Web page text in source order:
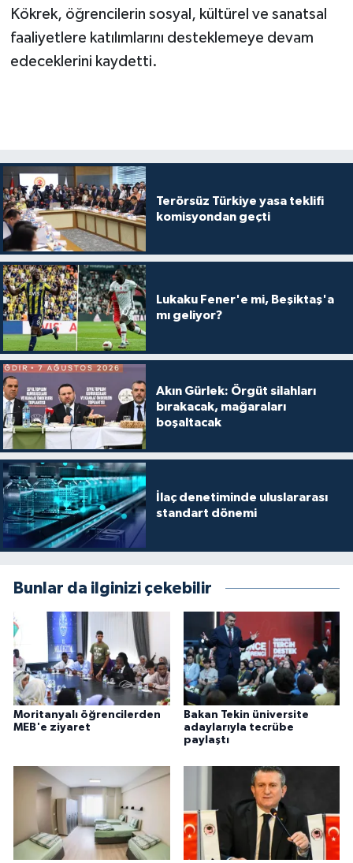
Kökrek, öğrencilerin sosyal, kültürel ve sanatsal
faaliyetlere katılımlarını desteklemeye devam
edeceklerini kaydetti.
Terörsüz Türkiye yasa teklifi
komisyondan geçti
Lukaku Fener'e mi, Beşiktaş'a
mı geliyor?
Akın Gürlek: Örgüt silahları
bırakacak, mağaraları
boşaltacak
İlaç denetiminde uluslararası
standart dönemi
Bunlar da ilginizi çekebilir
Moritanyalı öğrencilerden
MEB'e ziyaret
Bakan Tekin üniversite
adaylarıyla tecrübe
paylaştı